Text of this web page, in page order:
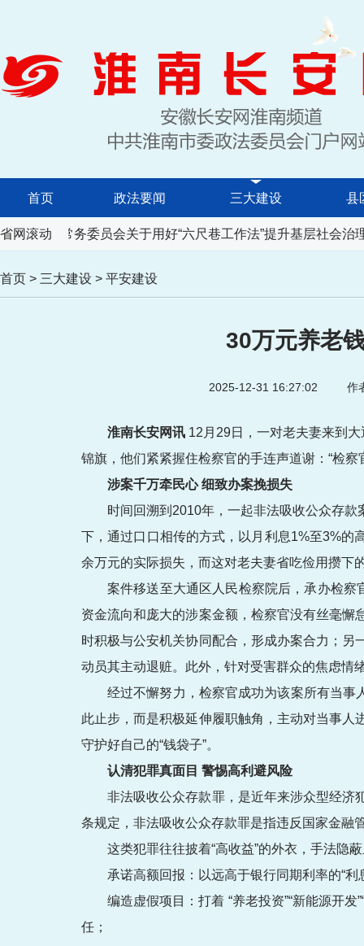
首页 政法要闻 三大建设 县
省网滚动
表大会常务委员会关于用好“六尺巷工作法”提升基层社会治理
首页 > 三大建设 > 平安建设
30万元养老
2025-12-31 16:27:02 作
淮南长安网讯 12月29日，一对老夫妻来到
锦旗，他们紧紧握住检察官的手连声道谢：“检
涉案千万牵民心 细致办案挽损失
时间回溯到2010年，一起非法吸收公众存
下，通过口口相传的方式，以月利息1%至3%的
余万元的实际损失，而这对老夫妻省吃俭用攒下
案件移送至大通区人民检察院后，承办检察
资金流向和庞大的涉案金额，检察官没有丝毫
时积极与公安机关协同配合，形成办案合力；
动员其主动退赃。此外，针对受害群众的焦虑情
经过不懈努力，检察官成功为该案所有当
此止步，而是积极延伸履职触角，主动对当事
守护好自己的“钱袋子”。
认清犯罪真面目 警惕高利避风险
非法吸收公众存款罪，是近年来涉众型经济
条规定，非法吸收公众存款罪是指违反国家金融
这类犯罪往往披着“高收益”的外衣，手法隐
承诺高额回报：以远高于银行同期利率的“利
编造虚假项目：打着 “养老投资”“新能源开
任；